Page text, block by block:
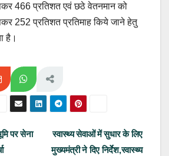
466 प्रतिशत एवं छठे वेतनमान को
252 प्रतिशत प्रतिमाह किये जाने हेतु
है।
स्वास्थ्य सेवाओं में सुधार के लिए
मुख्यमंत्री ने दिए निर्देश,स्वास्थ्य
पर सेना